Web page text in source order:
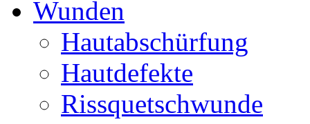
Wunden
Hautabschürfung
Hautdefekte
Rissquetschwunde